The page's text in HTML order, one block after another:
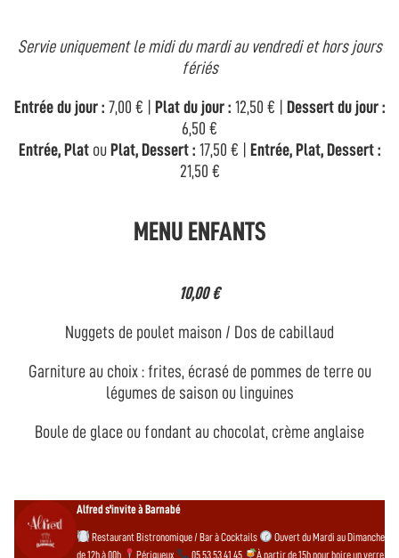
Servie uniquement le midi du mardi au vendredi et hors jours
fériés
Entrée du jour : 7,00 € | Plat du jour : 12,50 € | Dessert du jour :
6,50 €
Entrée, Platou Plat, Dessert : 17,50 € | Entrée, Plat, Dessert :
21,50 €
MENU ENFANTS
10,00 €
Nuggets de poulet maison / Dos de cabillaud
Garniture au choix : frites, écrasé de pommes de terre ou
légumes de saison ou linguines
Boule de glace ou fondant au chocolat, crème anglaise
Alfred s'invite à Barnabé
Restaurant Bistronomique / Bar à Cocktails
Ouvert du Mardi au Dimanche
de 12h à 00h
Périgueux 05 53 53 41 45 À partir de 15h pour boire un verre